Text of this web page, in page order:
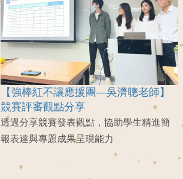
【強棒紅不讓應援團—吳濟聰老師】
競賽評審觀點分享
透過分享競賽發表觀點，協助學生精進簡
報表達與專題成果呈現能力